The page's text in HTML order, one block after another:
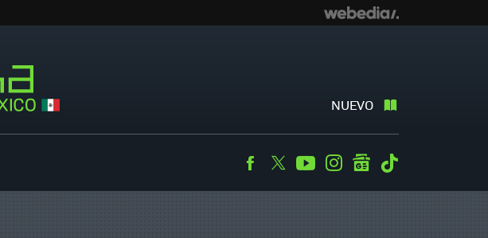
NUEVO
Facebook
TwitterYoutubeInstagramgooglenews